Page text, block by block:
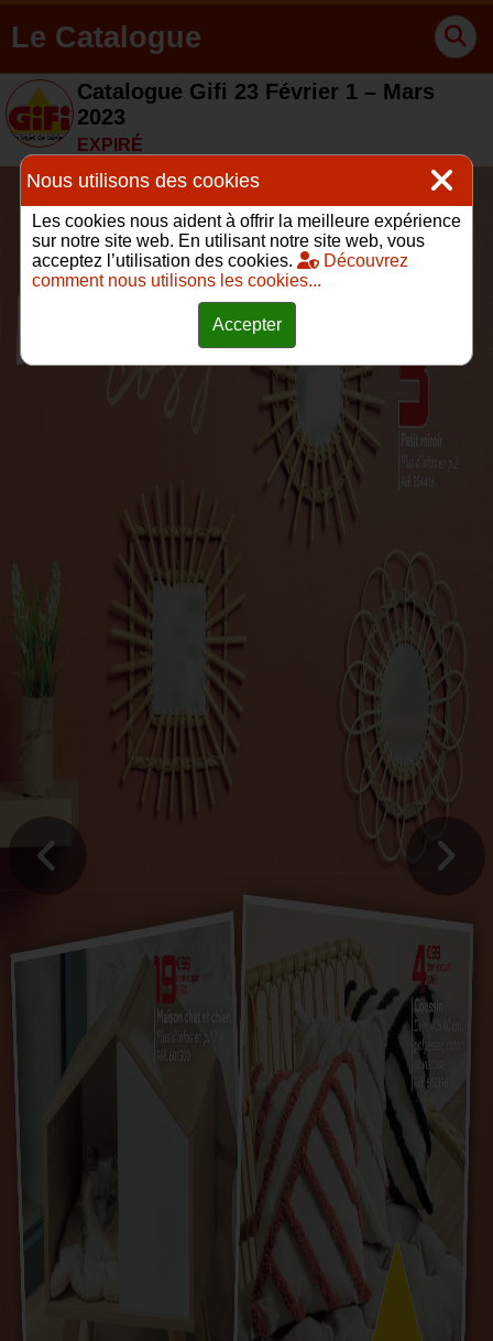
Le Catalogue
Catalogue Gifi 23 Février 1 – Mars
2023
EXPIRÉ
Nous utilisons des cookies
Les cookies nous aident à offrir la meilleure expérience
sur notre site web. En utilisant notre site web, vous
acceptez l’utilisation des cookies.
Découvrez
comment nous utilisons les cookies...
Accepter